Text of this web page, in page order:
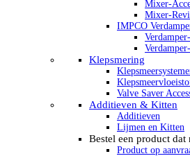
Mixer-
Mixer-
IMPCO
Klepsmering
Valve Saver
Additieven & Kitten
Additieven
Lijmen en Kitten
Bestel een product
Product op